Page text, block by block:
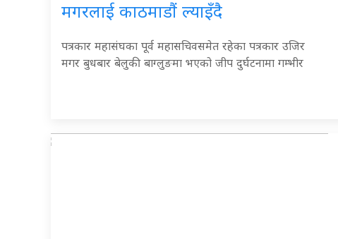
मगरलाई काठमाडौं ल्याइँदै
पत्रकार महा‌संघका पूर्व महासचिवसमेत रहेका पत्रकार उजिर
मगर बुधबार बेलुकी बाग्लुङमा भएको जीप दुर्घटनामा गम्भीर